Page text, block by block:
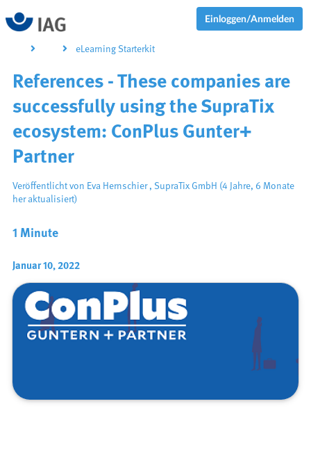
Einloggen/Anmelden
eLearning Starterkit
1 Minute
Januar 10, 2022
References - These companies are
successfully using the SupraTix
ecosystem: ConPlus Gunter+
Partner
Veröffentlicht von Eva Hernschier, SupraTix GmbH (4 Jahre, 6 Monate
her aktualisiert)